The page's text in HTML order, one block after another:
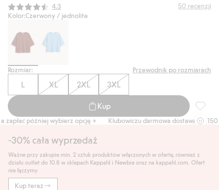
Średnia ocena:
4.3 50 recenzji
Kolor:Czerwony / jednolite
Rozmiar: Przewodnik po rozmiarach
L XL 2XL 3XL
Kup
później wybierz opcję + Klubowiczu darmowa dostawa od 150 zł
-30% cała wyprzedaż
Ważne przy zakupie min. 2 sztuk produktów włączonych w ofertę, również z
działu outlet do 10.8 w sklepach Kappahl i Newbie oraz na kappahl.com. Ofert
nie łączymy
Kup teraz